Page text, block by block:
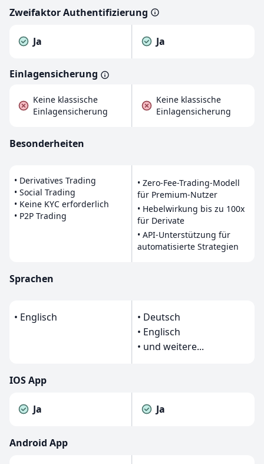
Zweifaktor Authentifizierung
Ja Ja
Einlagensicherung
Keine klassische
Einlagensicherung
Keine klassische
Einlagensicherung
Besonderheiten
• Derivatives Trading
• Social Trading
• Keine KYC erforderlich
• P2P Trading
• Zero-Fee-Trading-Modell
für Premium-Nutzer
• Hebelwirkung bis zu 100x
für Derivate
• API-Unterstützung für
automatisierte Strategien
Sprachen
• Englisch
• Deutsch
• Englisch
• und weitere...
IOS App
Ja Ja
Android App